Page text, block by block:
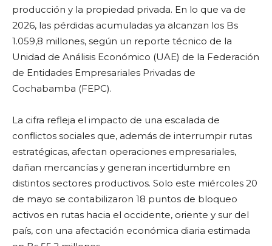
producción y la propiedad privada. En lo que va de
2026, las pérdidas acumuladas ya alcanzan los Bs
1.059,8 millones, según un reporte técnico de la
Unidad de Análisis Económico (UAE) de la Federación
de Entidades Empresariales Privadas de
Cochabamba (FEPC).
La cifra refleja el impacto de una escalada de
conflictos sociales que, además de interrumpir rutas
estratégicas, afectan operaciones empresariales,
dañan mercancías y generan incertidumbre en
distintos sectores productivos. Solo este miércoles 20
de mayo se contabilizaron 18 puntos de bloqueo
activos en rutas hacia el occidente, oriente y sur del
país, con una afectación económica diaria estimada